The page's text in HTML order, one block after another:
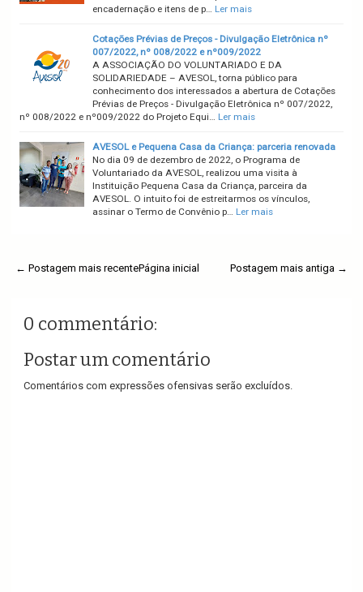
encadernação e itens de p… Ler mais
Cotações Prévias de Preços - Divulgação Eletrônica nº
007/2022, nº 008/2022 e nº009/2022
A ASSOCIAÇÃO DO VOLUNTARIADO E DA
SOLIDARIEDADE – AVESOL, torna público para
conhecimento dos interessados a abertura de Cotações
Prévias de Preços - Divulgação Eletrônica nº 007/2022,
nº 008/2022 e nº009/2022 do Projeto Equi… Ler mais
AVESOL e Pequena Casa da Criança: parceria renovada
No dia 09 de dezembro de 2022, o Programa de
Voluntariado da AVESOL, realizou uma visita à
Instituição Pequena Casa da Criança, parceira da
AVESOL. O intuito foi de estreitarmos os vínculos,
assinar o Termo de Convênio p… Ler mais
← Postagem mais recente Postagem mais antiga →
Página inicial
0 commentário:
Postar um comentário
Comentários com expressões ofensivas serão excluídos.